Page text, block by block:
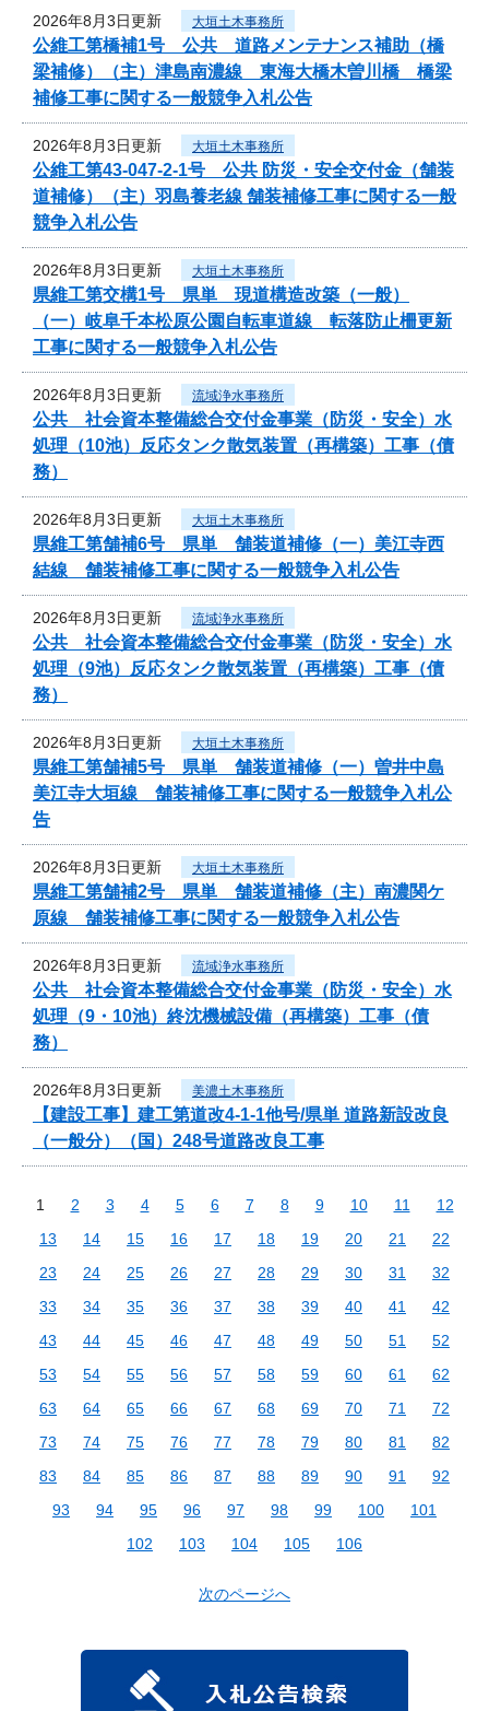
2026年8月3日更新 大垣土木事務所
公維工第橋補1号 公共 道路メンテナンス補助（橋
梁補修）（主）津島南濃線 東海大橋木曽川橋 橋梁
補修工事に関する一般競争入札公告
2026年8月3日更新 大垣土木事務所
公維工第43-047-2-1号 公共 防災・安全交付金（舗装
道補修）（主）羽島養老線 舗装補修工事に関する一般
競争入札公告
2026年8月3日更新 大垣土木事務所
県維工第交構1号 県単 現道構造改築（一般）
（一）岐阜千本松原公園自転車道線 転落防止柵更新
工事に関する一般競争入札公告
2026年8月3日更新 流域浄水事務所
公共 社会資本整備総合交付金事業（防災・安全）水
処理（10池）反応タンク散気装置（再構築）工事（債
務）
2026年8月3日更新 大垣土木事務所
県維工第舗補6号 県単 舗装道補修（一）美江寺西
結線 舗装補修工事に関する一般競争入札公告
2026年8月3日更新 流域浄水事務所
公共 社会資本整備総合交付金事業（防災・安全）水
処理（9池）反応タンク散気装置（再構築）工事（債
務）
2026年8月3日更新 大垣土木事務所
県維工第舗補5号 県単 舗装道補修（一）曽井中島
美江寺大垣線 舗装補修工事に関する一般競争入札公
告
2026年8月3日更新 大垣土木事務所
県維工第舗補2号 県単 舗装道補修（主）南濃関ケ
原線 舗装補修工事に関する一般競争入札公告
2026年8月3日更新 流域浄水事務所
公共 社会資本整備総合交付金事業（防災・安全）水
処理（9・10池）終沈機械設備（再構築）工事（債
務）
2026年8月3日更新 美濃土木事務所
【建設工事】建工第道改4-1-1他号/県単 道路新設改良
（一般分）（国）248号道路改良工事
1 2 3 4 5 6 7 8 9 10 11
12
13
14 15 16 17 18 19 20 21
22
23
24 25 26 27 28 29 30 31
32
33
34 35 36 37 38 39 40 41
42
43
44 45 46 47 48 49 50 51
52
53
54 55 56 57 58 59 60 61
62
63
64 65 66 67 68 69 70 71
72
73
74 75 76 77 78 79 80 81
82
83
84 85 86 87 88 89 90 91
92
93
94 95 96 97 98 99 100
101
102
103 104 105 106
次のページへ